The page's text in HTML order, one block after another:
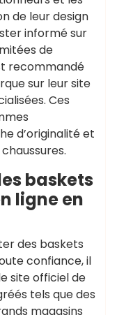
de leur design
informé sur
de
recommandé
sur leur site
Ces
d’originalité et
baskets
ligne en
des baskets
confiance, il
site officiel de
tels que des
magasins